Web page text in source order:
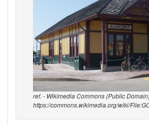
ref. - Wikimedia Commons (Public
https://commons.wikimedia.org/wiki/